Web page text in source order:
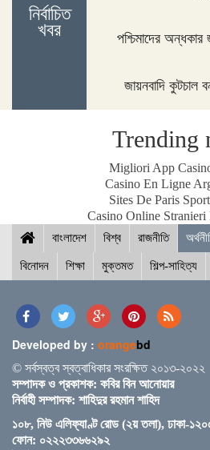
পোশাক শ্রমিকদের বেতন
থাকবে ব্যাংক
ভারতীয় পেঁয়াজের প্রথম
প্রতিমন্ত্রী
বাংলাদেশে ব্যবসা করার
আন্তজার্তিক বাজারের সঙ্গে
কেরোসিনের দাম
নির্বাচিত
খবর
পশ্চিমাদের
জায়নবাদি কুটচাল
Trending
Migliori App
Casino En Ligne
Sites De Paris
Casino Online
বাংলাদেশ বিশ্ব রাজনীতি
বিনোদন শিক্ষা মুক্তমত শিল্প-সাহিত্য
Developed by : orangebd
© সর্বস্বত্ব স্বত্বাধিকার সংরক্ষিত ২০১৩-২০২২
সম্পাদক ও প্রকাশক: কবির বিন আনোয়ার
নির্বাহী সম্পাদক: শাহিদুর রহমান শাহিদ
১০৮, নিউ এলিফ্যাণ্ট রোড (২য় তলা), ঢাকা-
ফোন: ০২২২৩৩৬৬২৯২